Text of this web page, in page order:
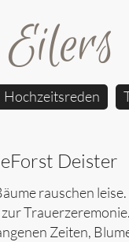
Hochzeitsreden
Deister
rauschen
Zeiten,